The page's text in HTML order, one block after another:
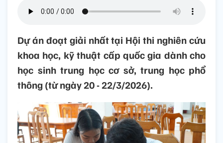
Dự án đoạt giải nhất tại Hội thi nghiên cứu
khoa học, kỹ thuật cấp quốc gia dành cho
học sinh trung học cơ sở, trung học phổ
thông (từ ngày 20 - 22/3/2026).